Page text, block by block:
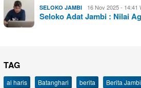
SELOKO JAMBI 16 Nov 2025 - 14:41
Seloko Adat Jambi : Nilai
TAG
al haris Batanghari berita Berita